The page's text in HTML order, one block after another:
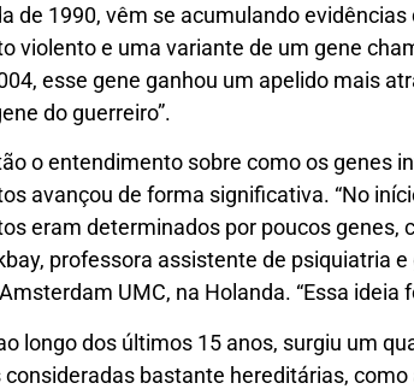
de 1990, vêm se acumulando
violento e uma variante de um gene
esse gene ganhou um apelido mais
do guerreiro”.
o entendimento sobre como os genes
avançou de forma significativa. “No
eram determinados por poucos genes,
professora assistente de psiquiatria
UMC, na Holanda. “Essa
longo dos últimos 15 anos, surgiu um
bastante hereditárias,